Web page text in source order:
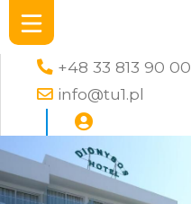
+48 33 813 90 00
info@tu1.pl